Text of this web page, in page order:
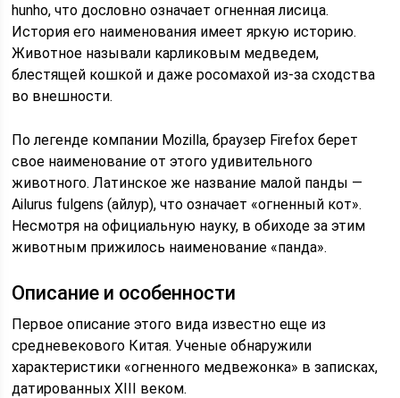
hunho, что дословно означает огненная лисица.
История его наименования имеет яркую историю.
Животное называли карликовым медведем,
блестящей кошкой и даже росомахой из-за сходства
во внешности.
По легенде компании Mozilla, браузер Firefox берет
свое наименование от этого удивительного
животного. Латинское же название малой панды —
Ailurus fulgens (айлур), что означает «огненный кот».
Несмотря на официальную науку, в обиходе за этим
животным прижилось наименование «панда».
Описание и особенности
Первое описание этого вида известно еще из
средневекового Китая. Ученые обнаружили
характеристики «огненного медвежонка» в записках,
датированных XIII веком.